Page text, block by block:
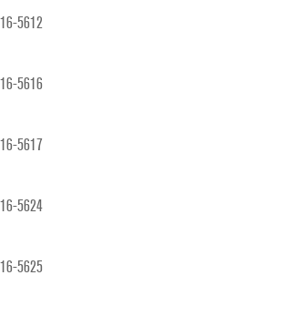
5612
5616
5617
5624
5625